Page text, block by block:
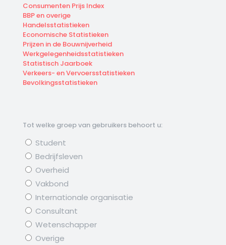
Consumenten Prijs Index
BBP en overige
Handelsstatistieken
Economische Statistieken
Prijzen in de Bouwnijverheid
Werkgelegenheidsstatistieken
Statistisch Jaarboek
Verkeers- en Vervoersstatistieken
Bevolkingsstatistieken
Tot welke groep van gebruikers behoort u:
Student
Bedrijfsleven
Overheid
Vakbond
Internationale organisatie
Consultant
Wetenschapper
Overige